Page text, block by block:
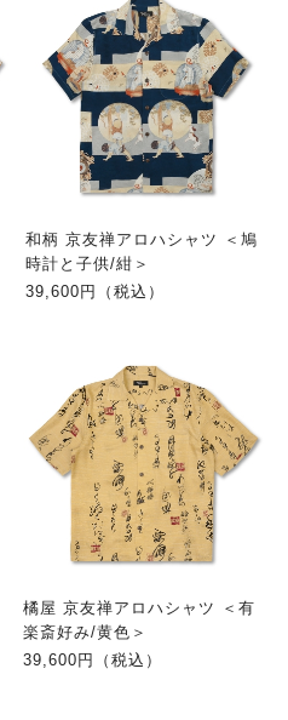
和柄 京友禅アロハシャツ ＜鳩
時計と子供/紺＞
39,600円（税込）
橘屋 京友禅アロハシャツ ＜有
楽斎好み/黄色＞
39,600円（税込）